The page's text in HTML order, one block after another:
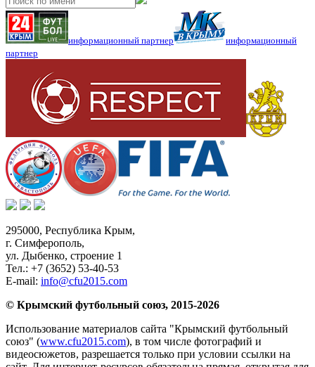
информационный партнер
информационный
партнер
295000, Республика Крым,
г. Симферополь,
ул. Дыбенко, строение 1
Тел.: +7 (3652) 53-40-53
E-mail: info@cfu2015.com
© Крымский футбольный союз, 2015-2026
Использование материалов сайта "Крымский футбольный
союз" (www.cfu2015.com), в том числе фотографий и
видеосюжетов, разрешается только при условии ссылки на